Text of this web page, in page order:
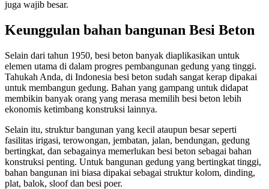
juga wajib besar.
Keunggulan bahan bangunan Besi Beton
Selain dari tahun 1950, besi beton banyak diaplikasikan untuk
elemen utama di dalam progres pembangunan gedung yang tinggi.
Tahukah Anda, di Indonesia besi beton sudah sangat kerap dipakai
untuk membangun gedung. Bahan yang gampang untuk didapat
membikin banyak orang yang merasa memilih besi beton lebih
ekonomis ketimbang konstruksi lainnya.
Selain itu, struktur bangunan yang kecil ataupun besar seperti
fasilitas irigasi, terowongan, jembatan, jalan, bendungan, gedung
bertingkat, dan sebagainya memerlukan besi beton sebagai bahan
konstruksi penting. Untuk bangunan gedung yang bertingkat tinggi,
bahan bangunan ini biasa dipakai sebagai struktur kolom, dinding,
plat, balok, sloof dan besi poer.